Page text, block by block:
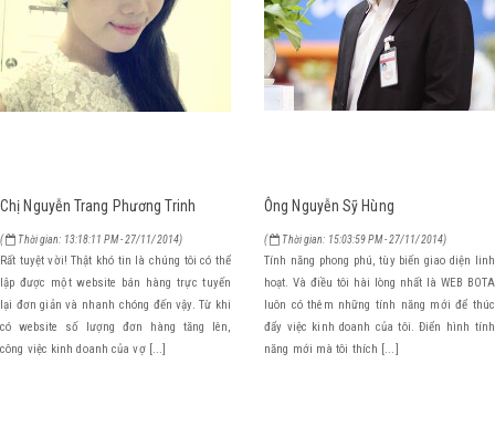
Phương Trinh
PM - 27/11/2014)
khó tin là chúng tôi có thể
website bán hàng trực tuyến
nhanh chóng đến vậy. Từ khi
lượng đơn hàng tăng lên,
doanh của vợ [...]
Ông Nguyễn Sỹ Hùng
Thời gian: 15:03:59 PM - 27/11/2014)
Tính năng phong phú, tùy biến giao diện linh
hoạt. Và điều tôi hài lòng nhất là WEB BOTA
luôn có thêm những tính năng mới để thúc
đẩy việc kinh doanh của tôi. Điển hình tính
năng mới mà tôi thích [...]
Trang
mong
Công